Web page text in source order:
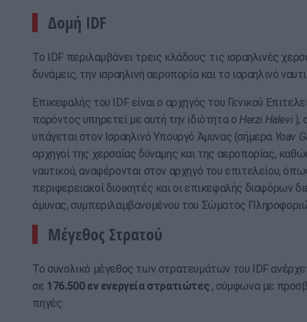
Δομή IDF
Το IDF περιλαμβάνει τρεις κλάδους: τις ισραηλινές
δυνάμεις, την ισραηλινή αεροπορία και το ισραηλινό
Επικεφαλής του IDF είναι ο αρχηγός του Γενικού
παρόντος υπηρετεί με αυτή την ιδιότητα ο Herzi Halevi),
υπάγεται στον Ισραηλινό Υπουργό Άμυνας (σήμερα Yoav
αρχηγοί της χερσαίας δύναμης και της αεροπορίας,
ναυτικού, αναφέρονται στον αρχηγό του επιτελείου,
περιφερειακοί διοικητές και οι επικεφαλής διαφόρων
άμυνας, συμπεριλαμβανομένου του Σώματος
Μέγεθος Στρατού
Το συνολικό μέγεθος των στρατευμάτων του IDF
σε 176.500 εν ενεργεία στρατιώτες , σύμφωνα με
πηγές.